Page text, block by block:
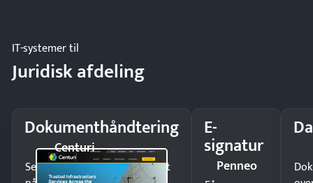
IT-systemer til
Juridisk afdeling
Dokumenthåndtering
Centuri
Send kontrakter til underskrift
E-
signatur
Penneo